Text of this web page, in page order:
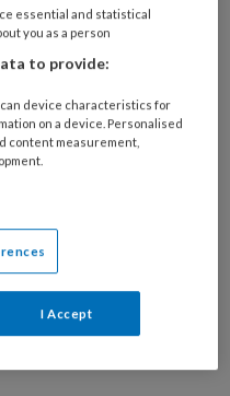
voor de zorg die wordt gegeven,
© Pexels/Andrea Piacquadio
essential and statistical
you as a person
to provide:
device characteristics for
on a device. Personalised
content measurement,
I Accept